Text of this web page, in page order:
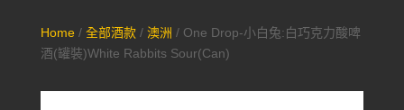
Home/ 全部酒款/ 澳洲 / One Drop-小白兔:白巧克力酸啤
酒(罐裝)White Rabbits Sour(Can)